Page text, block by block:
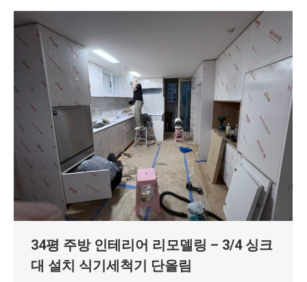
34평 주방 인테리어 리모델링 – 3/4 싱크
대 설치 식기세척기 단올림